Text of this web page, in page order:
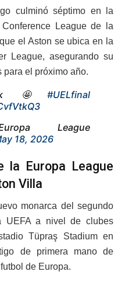
culminó séptimo en la
League de la
el Aston se ubica en la
League, asegurando su
el próximo año.
🤩 #UELfinal
League
18, 2026
la Europa League
Villa
monarca del segundo
UEFA a nivel de clubes
Tüpraş Stadium en
de primera mano de
de Europa.